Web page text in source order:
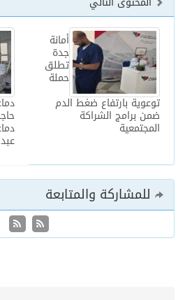
أمانة
جدة
تطلق
حملة
توعوية بارتفاع ضغط الدم
ضمن برامج الشراكة
المجتمعية
للمشاركة والمتابعة